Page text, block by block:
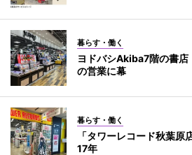
暮らす・働く
ヨドバシAkiba7階の書
の営業に幕
暮らす・働く
「タワーレコード秋葉
17年